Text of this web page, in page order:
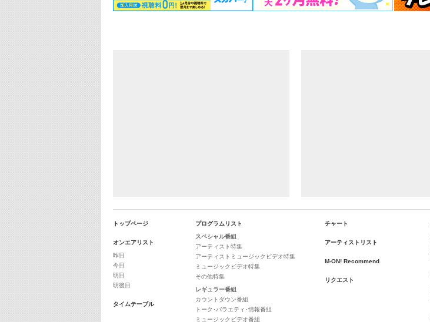
トップページ
オンエアリスト
昨日
今日
明日
明後日
タイムテーブル
プログラムリスト
スペシャル番組
アーティスト特集
アーティストミュージックビデオ特集
ミュージックビデオ特集
その他特集
レギュラー番組
カウントダウン番組
トーク･バラエティ･情報番組
ミュージックビデオ番組
チャート
アーティストリスト
M-ON! Recommend
リクエスト